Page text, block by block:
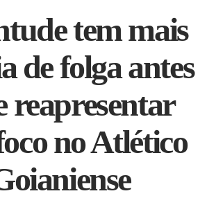
tem mais
de folga antes
reapresentar
no Atlético